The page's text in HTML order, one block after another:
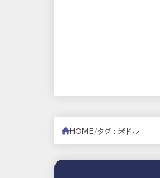
HOME タグ : 米ドル